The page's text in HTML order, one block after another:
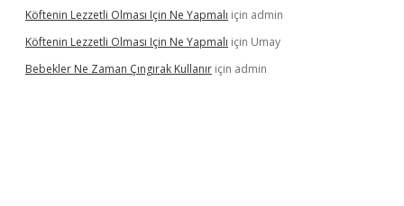
Köftenin Lezzetli Olması Için Ne Yapmalı için admin
Köftenin Lezzetli Olması Için Ne Yapmalı için Umay
Bebekler Ne Zaman Çıngırak Kullanır için admin